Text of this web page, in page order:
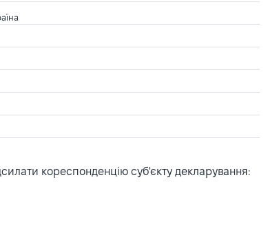
кореспонденцію суб'єкту декларування: